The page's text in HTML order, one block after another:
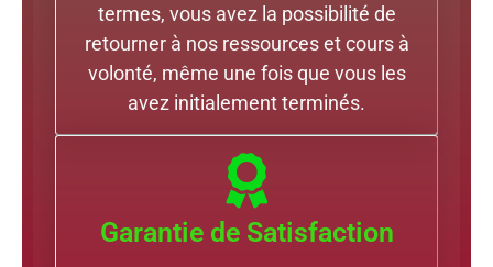
termes, vous avez la possibilité de
retourner à nos ressources et cours à
volonté, même une fois que vous les
avez initialement terminés.
Garantie de Satisfaction